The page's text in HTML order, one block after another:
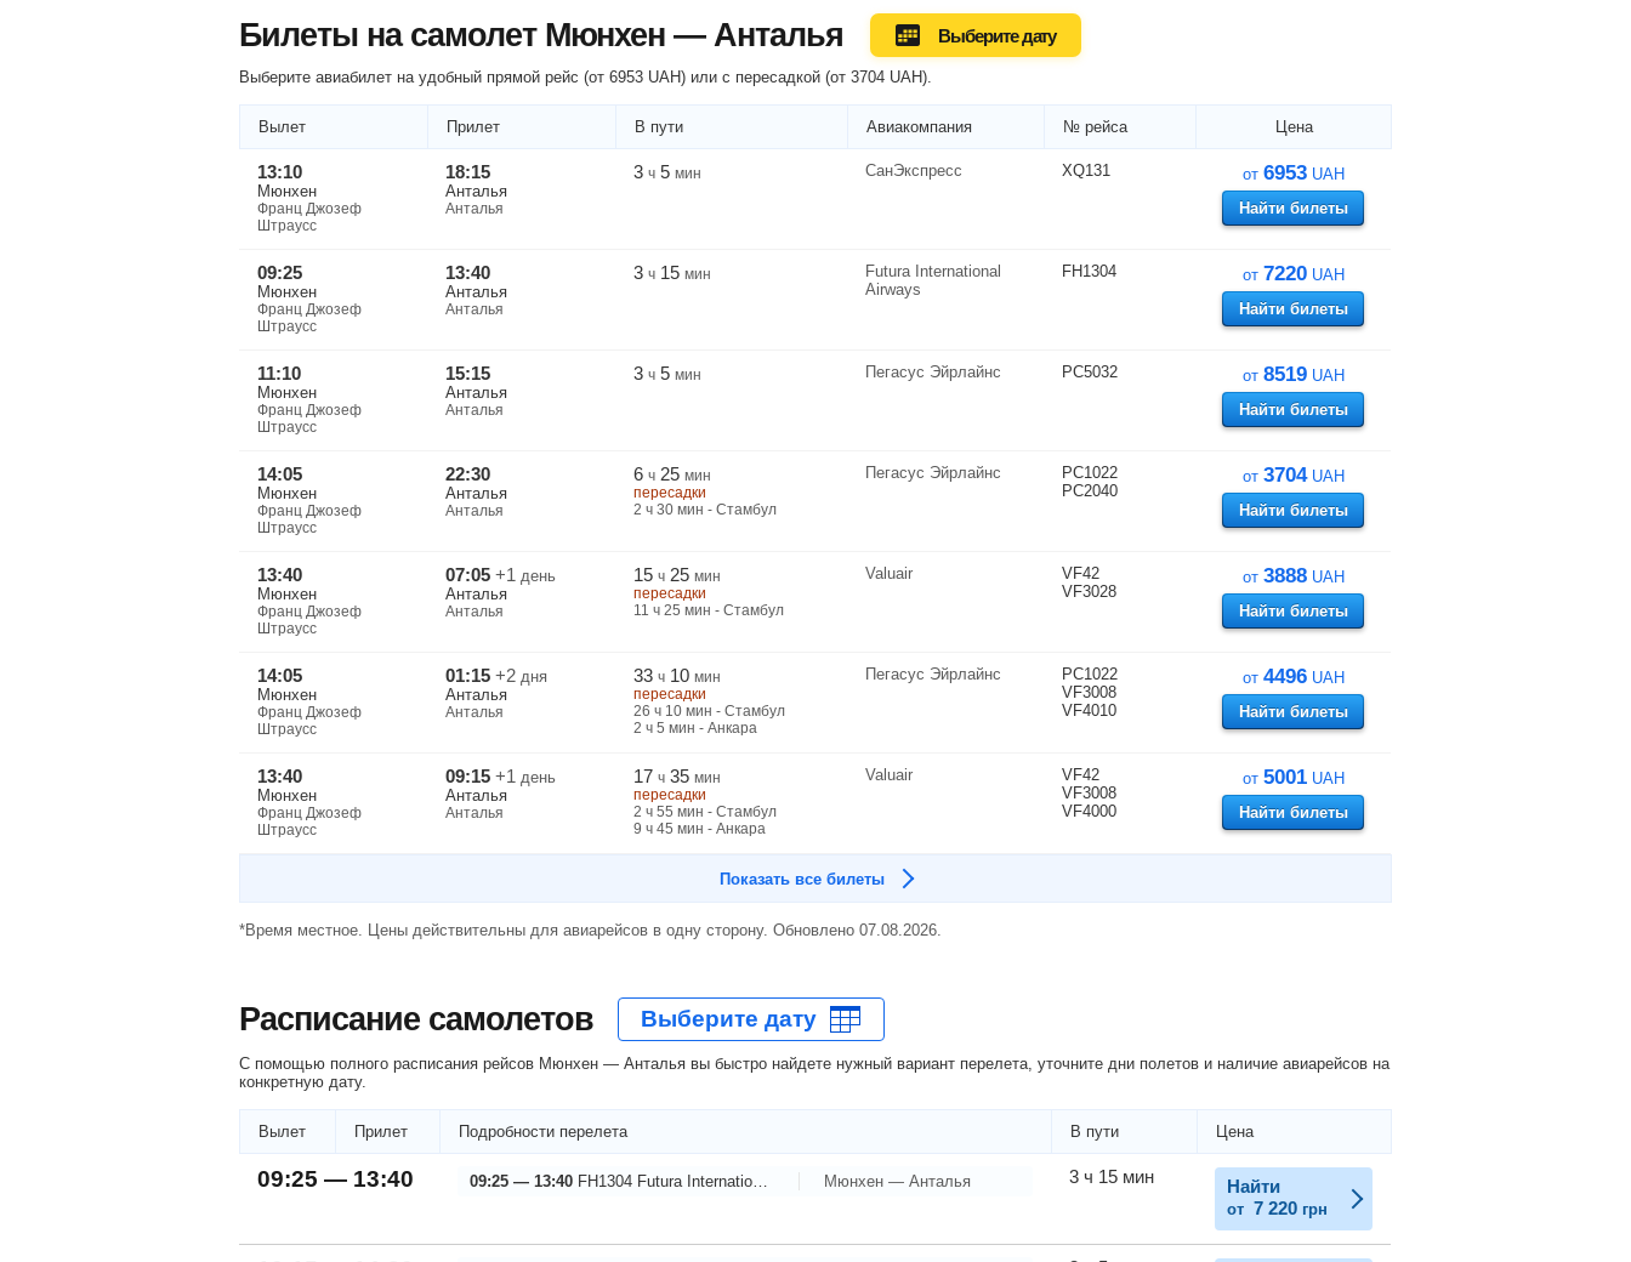
Билеты на самолет Мюнхен — Анталья Выберите дату
Выберите авиабилет на удобный прямой рейс (от 6953 UAH) или с пересадкой (от 3704 UAH).
Вылет Прилет В пути Авиакомпания № рейса Цена
13:10
Мюнхен
Франц Джозеф
Штраусс
18:15
Анталья
Анталья
3 ч 5 мин СанЭкспресс XQ131 от 6953 UAH
Найти билеты
09:25
Мюнхен
Франц Джозеф
Штраусс
13:40
Анталья
Анталья
3 ч 15 мин
Futura International
Airways
FH1304 от 7220 UAH
Найти билеты
11:10
Мюнхен
Франц Джозеф
Штраусс
15:15
Анталья
Анталья
3 ч 5 мин Пегасус Эйрлайнс PC5032 от 8519 UAH
Найти билеты
14:05
Мюнхен
Франц Джозеф
Штраусс
22:30
Анталья
Анталья
6 ч 25 мин
пересадки
2 ч 30 мин - Стамбул
Пегасус Эйрлайнс
PC1022
PC2040
от 3704 UAH
Найти билеты
13:40
Мюнхен
Франц Джозеф
Штраусс
07:05 +1 день
Анталья
Анталья
15 ч 25 мин
пересадки
11 ч 25 мин - Стамбул
Valuair
VF42
VF3028
от 3888 UAH
Найти билеты
14:05
Мюнхен
Франц Джозеф
Штраусс
01:15 +2 дня
Анталья
Анталья
33 ч 10 мин
пересадки
26 ч 10 мин - Стамбул
2 ч 5 мин - Анкара
Пегасус Эйрлайнс
PC1022
VF3008
VF4010
от 4496 UAH
Найти билеты
13:40
Мюнхен
Франц Джозеф
Штраусс
09:15 +1 день
Анталья
Анталья
17 ч 35 мин
пересадки
2 ч 55 мин - Стамбул
9 ч 45 мин - Анкара
Valuair
VF42
VF3008
VF4000
от 5001 UAH
Найти билеты
Показать все билеты
*Время местное. Цены действительны для авиарейсов в одну сторону. Обновлено 07.08.2026.
Расписание самолетов
С помощью полного расписания рейсов Мюнхен — Анталья вы быстро найдете нужный вариант перелета, уточните дни полетов и наличие авиарейсов на
конкретную дату.
Вылет Прилет Подробности перелета В пути Цена
09:25 — 13:40 09:25 — 13:40 FH1304 Futura International Airways Мюнхен — Анталья 3 ч 15 мин Найти
от 7 220 грн